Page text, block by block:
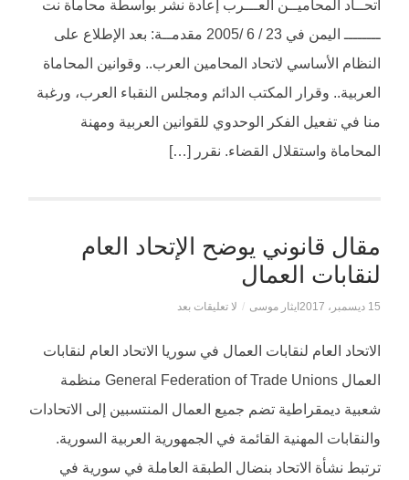
اتحــاد المحاميــن العـــرب إعادة نشر بواسطة محاماة نت
ــــــــ اليمن في 23 / 6 /2005 مقدمــة: بعد الإطلاع على
النظام الأساسي لاتحاد المحامين العرب.. وقوانين المحاماة
العربية.. وقرار المكتب الدائم ومجلس النقباء العرب، ورغبة
منا في تفعيل الفكر الوحدوي للقوانين العربية ومهنة
المحاماة واستقلال القضاء. نقرر […]
مقال قانوني يوضح الإتحاد العام
لنقابات العمال
15 ديسمبر، 2017 ايثار موسى / لا تعليقات بعد
الاتحاد العام لنقابات العمال في سوريا الاتحاد العام لنقابات
العمال General Federation of Trade Unions منظمة
شعبية ديمقراطية تضم جميع العمال المنتسبين إلى الاتحادات
والنقابات المهنية القائمة في الجمهورية العربية السورية.
ترتبط نشأة الاتحاد بنضال الطبقة العاملة في سورية في